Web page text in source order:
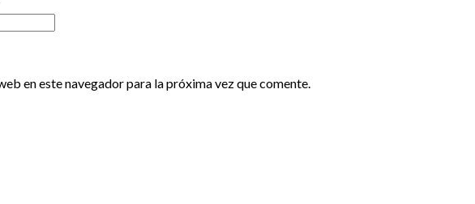
en este navegador para la próxima vez que comente.